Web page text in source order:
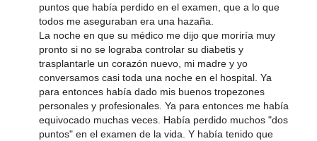
puntos que había perdido en el examen, que a lo que
todos me aseguraban era una hazaña.
La noche en que su médico me dijo que moriría muy
pronto si no se lograba controlar su diabetis y
trasplantarle un corazón nuevo, mi madre y yo
conversamos casi toda una noche en el hospital. Ya
para entonces había dado mis buenos tropezones
personales y profesionales. Ya para entonces me había
equivocado muchas veces. Había perdido muchos "dos
puntos" en el examen de la vida. Y había tenido que